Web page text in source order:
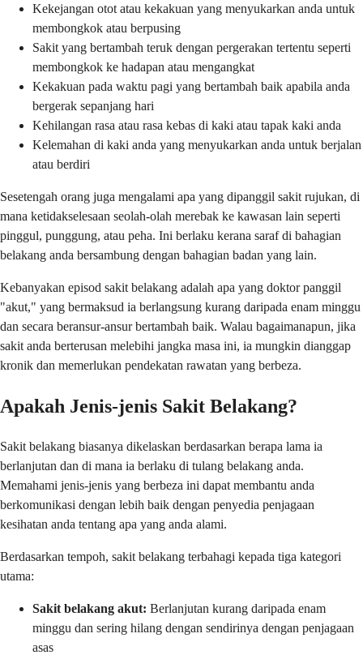
Kekejangan otot atau kekakuan yang menyukarkan anda untuk
membongkok atau berpusing
Sakit yang bertambah teruk dengan pergerakan tertentu seperti
membongkok ke hadapan atau mengangkat
Kekakuan pada waktu pagi yang bertambah baik apabila anda
bergerak sepanjang hari
Kehilangan rasa atau rasa kebas di kaki atau tapak kaki anda
Kelemahan di kaki anda yang menyukarkan anda untuk berjalan
atau berdiri
Sesetengah orang juga mengalami apa yang dipanggil sakit rujukan, di
mana ketidakselesaan seolah-olah merebak ke kawasan lain seperti
pinggul, punggung, atau peha. Ini berlaku kerana saraf di bahagian
belakang anda bersambung dengan bahagian badan yang lain.
Kebanyakan episod sakit belakang adalah apa yang doktor panggil
"akut," yang bermaksud ia berlangsung kurang daripada enam minggu
dan secara beransur-ansur bertambah baik. Walau bagaimanapun, jika
sakit anda berterusan melebihi jangka masa ini, ia mungkin dianggap
kronik dan memerlukan pendekatan rawatan yang berbeza.
Apakah Jenis-jenis Sakit Belakang?
Sakit belakang biasanya dikelaskan berdasarkan berapa lama ia
berlanjutan dan di mana ia berlaku di tulang belakang anda.
Memahami jenis-jenis yang berbeza ini dapat membantu anda
berkomunikasi dengan lebih baik dengan penyedia penjagaan
kesihatan anda tentang apa yang anda alami.
Berdasarkan tempoh, sakit belakang terbahagi kepada tiga kategori
utama:
Sakit belakang akut: Berlanjutan kurang daripada enam
minggu dan sering hilang dengan sendirinya dengan penjagaan
asas